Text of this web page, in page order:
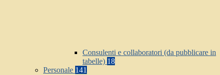
Consulenti e collaboratori (da pubblicare in
tabelle) 18
Personale 141